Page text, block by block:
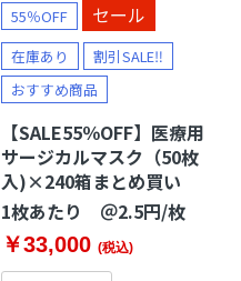
55％OFF セール
在庫あり
割引SALE‼
おすすめ商品
【SALE55％OFF】医療用
サージカルマスク（50枚
入)×240箱まとめ買い
1枚あたり ＠2.5円/枚
￥33,000 (税込)